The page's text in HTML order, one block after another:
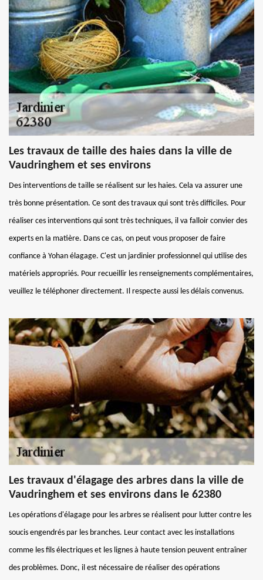
Les travaux de taille des haies dans la ville de
Vaudringhem et ses environs
Des interventions de taille se réalisent sur les haies. Cela va assurer une
très bonne présentation. Ce sont des travaux qui sont très difficiles. Pour
réaliser ces interventions qui sont très techniques, il va falloir convier des
experts en la matière. Dans ce cas, on peut vous proposer de faire
confiance à Yohan élagage. C'est un jardinier professionnel qui utilise des
matériels appropriés. Pour recueillir les renseignements complémentaires,
veuillez le téléphoner directement. Il respecte aussi les délais convenus.
Les travaux d'élagage des arbres dans la ville de
Vaudringhem et ses environs dans le 62380
Les opérations d'élagage pour les arbres se réalisent pour lutter contre les
soucis engendrés par les branches. Leur contact avec les installations
comme les fils électriques et les lignes à haute tension peuvent entraîner
des problèmes. Donc, il est nécessaire de réaliser des opérations